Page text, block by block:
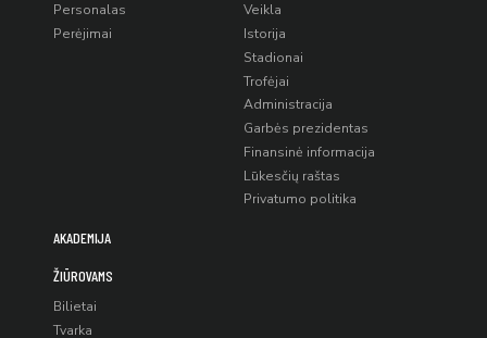
Personalas
Perėjimai
Veikla
Istorija
Stadionai
Trofėjai
Administracija
Garbės prezidentas
Finansinė informacija
Lūkesčių raštas
Privatumo politika
AKADEMIJA
ŽIŪROVAMS
Bilietai
Tvarka